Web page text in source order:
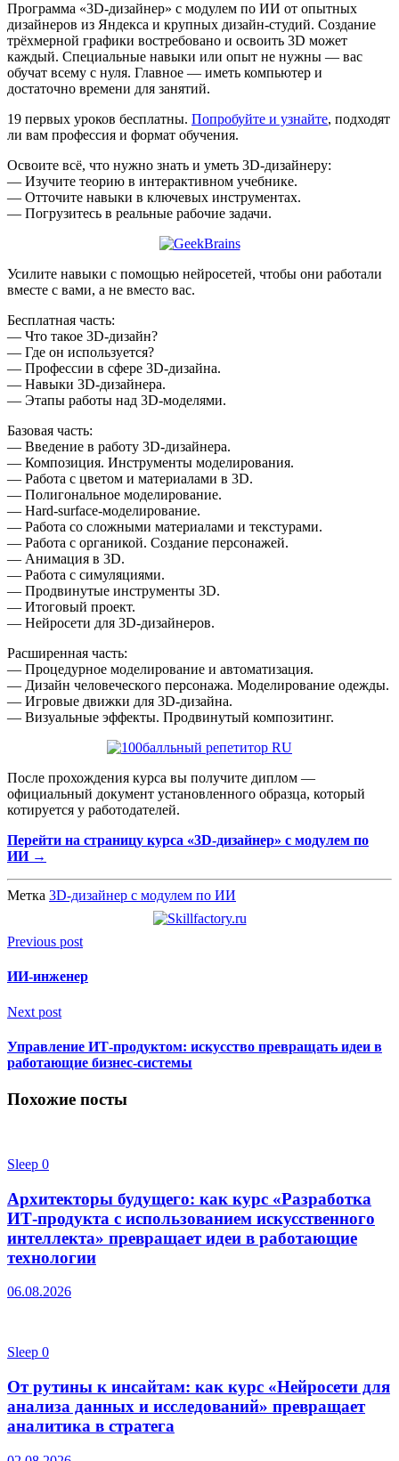
Программа «3D‑дизайнер» с модулем по ИИ от опытных
дизайнеров из Яндекса и крупных дизайн-студий. Создание
трёхмерной графики востребовано и освоить 3D может
каждый. Специальные навыки или опыт не нужны — вас
обучат всему с нуля. Главное — иметь компьютер и
достаточно времени для занятий.
19 первых уроков бесплатны. Попробуйте и узнайте, подходят
ли вам профессия и формат обучения.
Освоите всё, что нужно знать и уметь 3D‑дизайнеру:
— Изучите теорию в интерактивном учебнике.
— Отточите навыки в ключевых инструментах.
— Погрузитесь в реальные рабочие задачи.
Усилите навыки с помощью нейросетей, чтобы они работали
вместе с вами, а не вместо вас.
Бесплатная часть:
— Что такое 3D-дизайн?
— Где он используется?
— Профессии в сфере 3D-дизайна.
— Навыки 3D-дизайнера.
— Этапы работы над 3D-моделями.
Базовая часть:
— Введение в работу 3D‑дизайнера.
— Композиция. Инструменты моделирования.
— Работа с цветом и материалами в 3D.
— Полигональное моделирование.
— Hard-surface-моделирование.
— Работа со сложными материалами и текстурами.
— Работа с органикой. Создание персонажей.
— Анимация в 3D.
— Работа с симуляциями.
— Продвинутые инструменты 3D.
— Итоговый проект.
— Нейросети для 3D-дизайнеров.
Расширенная часть:
— Процедурное моделирование и автоматизация.
— Дизайн человеческого персонажа. Моделирование одежды.
— Игровые движки для 3D-дизайна.
— Визуальные эффекты. Продвинутый композитинг.
После прохождения курса вы получите диплом —
официальный документ установленного образца, который
котируется у работодателей.
Перейти на страницу курса «3D‑дизайнер» с модулем по
ИИ →
Метка 3D‑дизайнер с модулем по ИИ
Previous post
ИИ-инженер
Next post
Управление ИТ‑продуктом: искусство превращать идеи в
работающие бизнес-системы
Похожие посты
Sleep 0
Архитекторы будущего: как курс «Разработка
ИТ-продукта с использованием искусственного
интеллекта» превращает идеи в работающие
технологии
06.08.2026
Sleep 0
От рутины к инсайтам: как курс «Нейросети для
анализа данных и исследований» превращает
аналитика в стратега